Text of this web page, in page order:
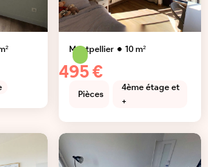
Montpellier 10m²
495 €
Pièces
4ème étage et
+